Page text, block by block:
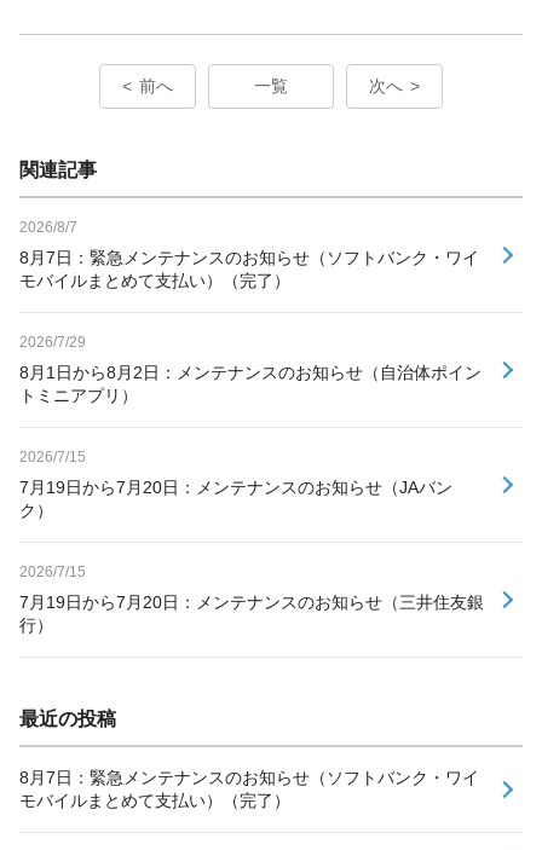
前へ 一覧 次へ
関連記事
2026/8/7
8月7日：緊急メンテナンスのお知らせ（ソフトバンク・ワイ
モバイルまとめて支払い）（完了）
2026/7/29
8月1日から8月2日：メンテナンスのお知らせ（自治体ポイン
トミニアプリ）
2026/7/15
7月19日から7月20日：メンテナンスのお知らせ（JAバン
ク）
2026/7/15
7月19日から7月20日：メンテナンスのお知らせ（三井住友銀
行）
最近の投稿
8月7日：緊急メンテナンスのお知らせ（ソフトバンク・ワイ
モバイルまとめて支払い）（完了）